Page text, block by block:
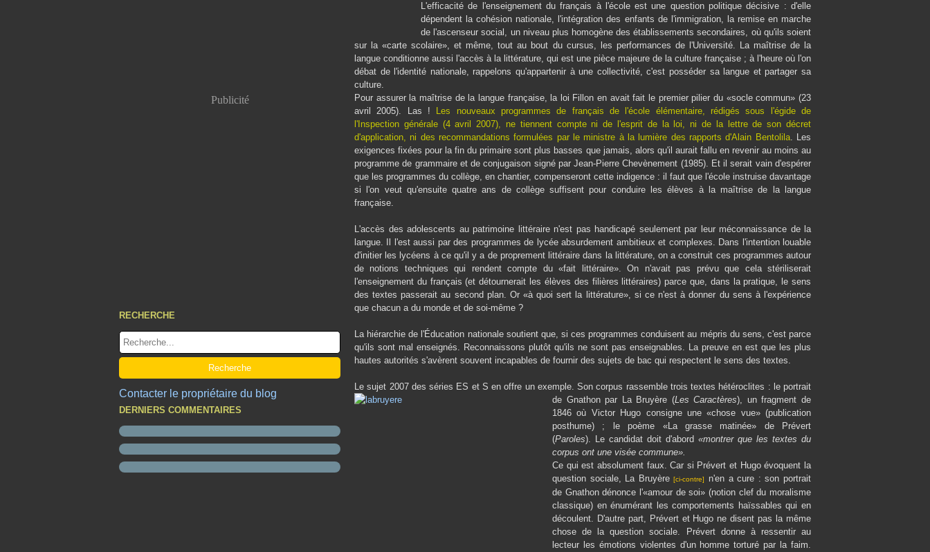
Publicité
RECHERCHE
Contacter le propriétaire du blog
DERNIERS COMMENTAIRES
L'efficacité de l'enseignement du français à l'école est une question politique décisive : d'elle
dépendent la cohésion nationale, l'intégration des enfants de l'immigration, la remise en marche
de l'ascenseur social, un niveau plus homogène des établissements secondaires, où qu'ils soient
sur la «carte scolaire», et même, tout au bout du cursus, les performances de l'Université. La maîtrise de la
langue conditionne aussi l'accès à la littérature, qui est une pièce majeure de la culture française ; à l'heure où l'on
débat de l'identité nationale, rappelons qu'appartenir à une collectivité, c'est posséder sa langue et partager sa
culture.
Pour assurer la maîtrise de la langue française, la loi Fillon en avait fait le premier pilier du «socle commun» (23
avril 2005). Las !
Les nouveaux programmes de français de l'école élémentaire, rédigés sous l'égide de
l'Inspection générale (4 avril 2007), ne tiennent compte ni de l'esprit de la loi, ni de la lettre de son décret
d'application, ni des recommandations formulées par le ministre à la lumière des rapports d'Alain Bentolila. Les
exigences fixées pour la fin du primaire sont plus basses que jamais, alors qu'il aurait fallu en revenir au moins au
programme de grammaire et de conjugaison signé par Jean-Pierre Chevènement (1985). Et il serait vain d'espérer
que les programmes du collège, en chantier, compenseront cette indigence : il faut que l'école instruise davantage
si l'on veut qu'ensuite quatre ans de collège suffisent pour conduire les élèves à la maîtrise de la langue
française.
L'accès des adolescents au patrimoine littéraire n'est pas handicapé seulement par leur méconnaissance de la
langue. Il l'est aussi par des programmes de lycée absurdement ambitieux et complexes. Dans l'intention louable
d'initier les lycéens à ce qu'il y a de proprement littéraire dans la littérature, on a construit ces programmes autour
de notions techniques qui rendent compte du «fait littéraire». On n'avait pas prévu que cela stériliserait
l'enseignement du français (et détournerait les élèves des filières littéraires) parce que, dans la pratique, le sens
des textes passerait au second plan. Or «à quoi sert la littérature», si ce n'est à donner du sens à l'expérience
que chacun a du monde et de soi-même ?
La hiérarchie de l'Éducation nationale soutient que, si ces programmes conduisent au mépris du sens, c'est parce
qu'ils sont mal enseignés. Reconnaissons plutôt qu'ils ne sont pas enseignables. La preuve en est que les plus
hautes autorités s'avèrent souvent incapables de fournir des sujets de bac qui respectent le sens des textes.
Le sujet 2007 des séries ES et S en offre un exemple. Son corpus rassemble trois textes hétéroclites : le portrait
de Gnathon par La Bruyère (Les Caractères), un fragment de
1846 où Victor Hugo consigne une «chose vue» (publication
posthume) ; le poème «La grasse matinée» de Prévert
(Paroles). Le candidat doit d'abord «montrer que les textes du
corpus ont une visée commune».
Ce qui est absolument faux. Car si Prévert et Hugo évoquent la
question sociale, La Bruyère[ci-contre]
n'en a cure : son portrait
de Gnathon dénonce l'«amour de soi» (notion clef du moralisme
classique) en énumérant les comportements haïssables qui en
découlent. D'autre part, Prévert et Hugo ne disent pas la même
chose de la question sociale. Prévert donne à ressentir au
lecteur les émotions violentes d'un homme torturé par la faim.